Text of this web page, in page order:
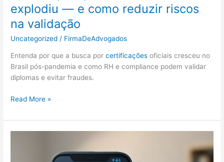
explodiu — e como reduzir riscos
na validação
Uncategorized / FirmaDeAdvogados
Entenda por que a busca porcertificações oficiais cresceu no
Brasil pós-pandemia e como RH e compliance podem validar
diplomas e evitar fraudes.
Pós-
e
certificações
Read More »